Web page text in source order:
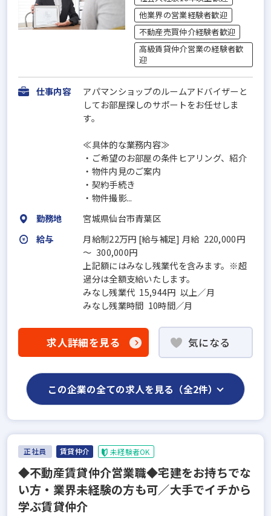
他業界の営業経験者歓迎
不動産売買仲介経験者歓迎
高級賃貸仲介営業の経験者歓
迎
仕事内容
アパマンショップのルームアドバイザーと
してお部屋探しのサポートをお任せしま
す。
≪具体的な業務内容≫
・ご希望のお部屋の条件ヒアリング、紹介
・物件内見のご案内
・契約手続き
・物件撮影...
勤務地
宮城県仙台市青葉区
給与
月給制22万円 [給与補足] 月給 220,000円
～ 300,000円
上記額にはみなし残業代を含みます。※超
過分は全額支給いたします。
みなし残業代 15,944円 以上／月
みなし残業時間 10時間／月
求人詳細を見る 気になる
この企業の全ての求人を見る（全2件）
正社員 賃貸仲介 未経験者OK
◆不動産賃貸仲介営業職◆宅建をお持ちでな
い⽅・業界未経験の⽅も可／⼤⼿でイチから
学ぶ賃貸仲介